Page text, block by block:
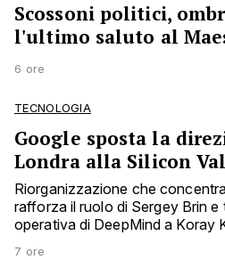
Scossoni politici,
l'ultimo saluto al
6 ore
TECNOLOGIA
Google sposta la
Londra alla Silicon
Riorganizzazione che
rafforza il ruolo di Sergey Brin e
operativa di DeepMind a Koray
7 ore